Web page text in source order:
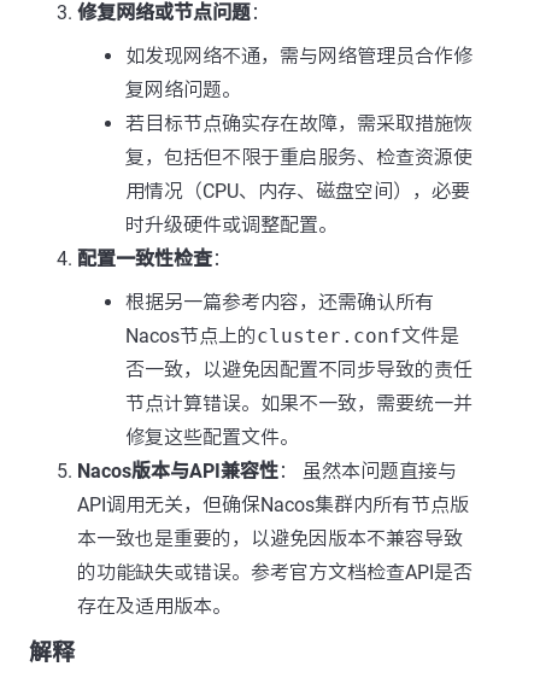
修复网络或节点问题：
如发现网络不通，需与网络管理员合作修
复网络问题。
若目标节点确实存在故障，需采取措施恢
复，包括但不限于重启服务、检查资源使
用情况（CPU、内存、磁盘空间），必要
时升级硬件或调整配置。
配置一致性检查：
根据另一篇参考内容，还需确认所有
Nacos节点上的cluster.conf文件是
否一致，以避免因配置不同步导致的责任
节点计算错误。如果不一致，需要统一并
修复这些配置文件。
Nacos版本与API兼容性： 虽然本问题直接与
API调用无关，但确保Nacos集群内所有节点版
本一致也是重要的，以避免因版本不兼容导致
的功能缺失或错误。参考官方文档检查API是否
存在及适用版本。
解释